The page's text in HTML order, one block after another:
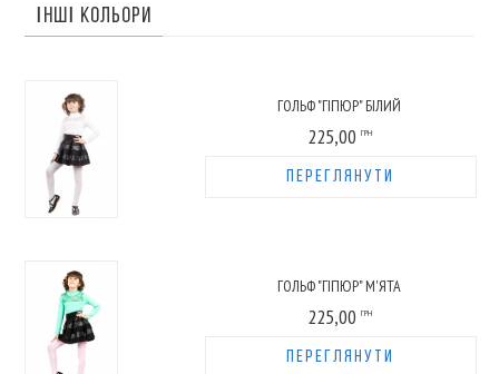
ІНШІ КОЛЬОРИ
ГОЛЬФ "ГІПЮР" БІЛИЙ
225,00 ГРН
ПЕРЕГЛЯНУТИ
ГОЛЬФ "ГІПЮР" М'ЯТА
225,00 ГРН
ПЕРЕГЛЯНУТИ